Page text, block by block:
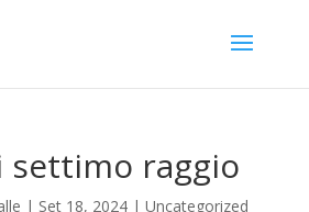
settimo raggio
| Set 18, 2024| Uncategorized